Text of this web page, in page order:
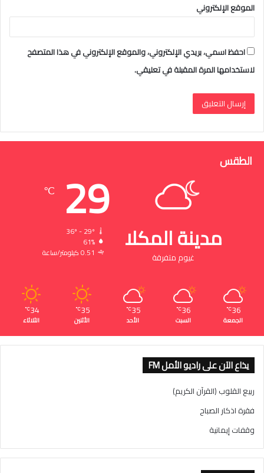
الموقع الإلكتروني
احفظ اسمي، بريدي الإلكتروني، والموقع الإلكتروني في هذا المتصفح
لاستخدامها المرة المقبلة في تعليقي.
الطقس
مدينة المكلا
غيوم متفرقة
29
℃
61%
0.51 كيلومتر/ساعة
36
℃
الجمعة
36
℃
السبت
35
℃
الأحد
35
℃
الأثنين
34
℃
الثلاثاء
يذاع الآن على راديو الأمل FM
ربيع القلوب (القرآن الكريم)
فقرة اذكار الصباح
وقفات إيمانية